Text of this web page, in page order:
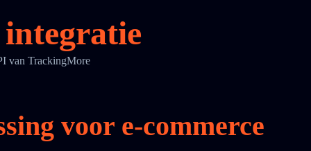
van TrackingMore
voor e-commerce